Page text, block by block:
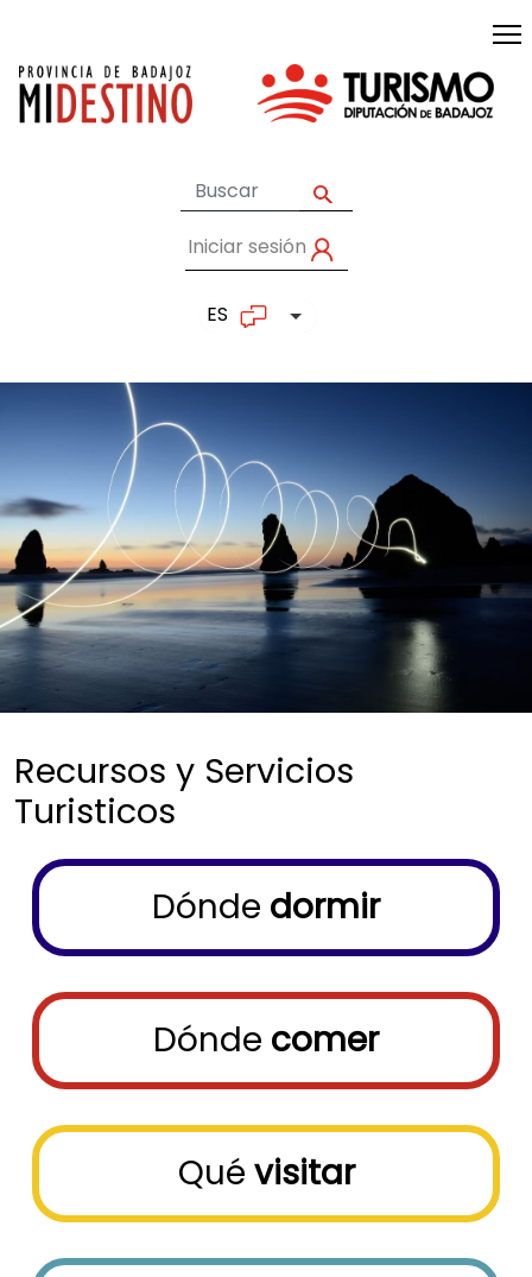
User account
Iniciar sesión
ES Lista adicional de
Recursos y Servicios
Turisticos
Menu buscador
Dónde dormir
Dónde comer
Qué visitar